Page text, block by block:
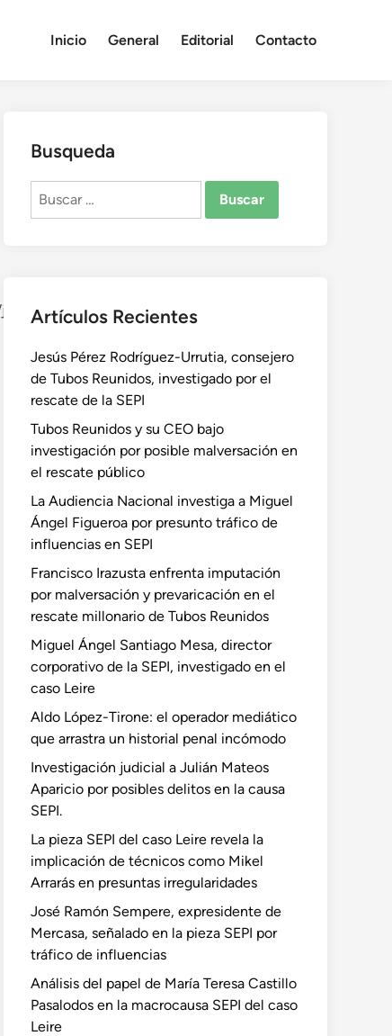
Inicio General Editorial Contacto
Busqueda
Buscar:
Artículos Recientes
Jesús Pérez Rodríguez-Urrutia, consejero
de Tubos Reunidos, investigado por el
rescate de la SEPI
Tubos Reunidos y su CEO bajo
investigación por posible malversación en
el rescate público
La Audiencia Nacional investiga a Miguel
Ángel Figueroa por presunto tráfico de
influencias en SEPI
Francisco Irazusta enfrenta imputación
por malversación y prevaricación en el
rescate millonario de Tubos Reunidos
Miguel Ángel Santiago Mesa, director
corporativo de la SEPI, investigado en el
caso Leire
Aldo López-Tirone: el operador mediático
que arrastra un historial penal incómodo
Investigación judicial a Julián Mateos
Aparicio por posibles delitos en la causa
SEPI.
La pieza SEPI del caso Leire revela la
implicación de técnicos como Mikel
Arrarás en presuntas irregularidades
José Ramón Sempere, expresidente de
Mercasa, señalado en la pieza SEPI por
tráfico de influencias
Análisis del papel de María Teresa Castillo
Pasalodos en la macrocausa SEPI del caso
Leire